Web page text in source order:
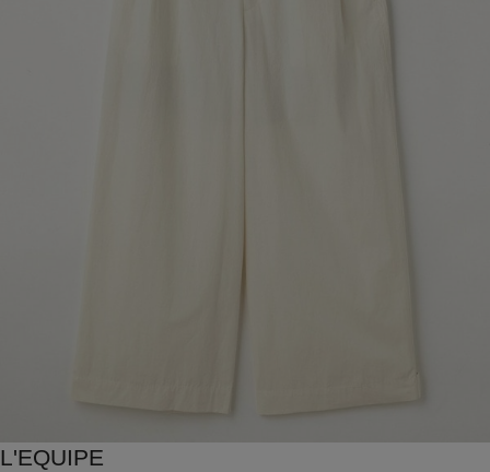
L'EQUIPE